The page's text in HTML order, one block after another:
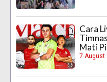
Cara
Mati
7 August